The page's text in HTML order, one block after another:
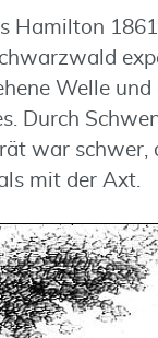
Hamilton
Welle
Durch
war
mit der Axt.